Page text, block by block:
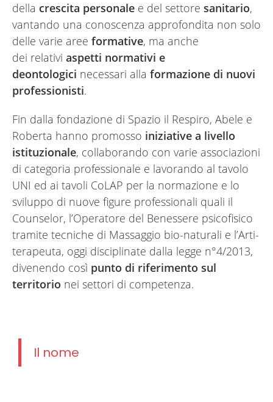
della crescita personale e del settore sanitario,
vantando una conoscenza approfondita non solo
delle varie aree formative, ma anche
dei relativi aspetti normativi e
deontologici necessari alla formazione di nuovi
professionisti.
Fin dalla fondazione di Spazio il Respiro, Abele e
Roberta hanno promosso iniziative a livello
istituzionale, collaborando con varie associazioni
di categoria professionale e lavorando al tavolo
UNI ed ai tavoli CoLAP per la normazione e lo
sviluppo di nuove figure professionali quali il
Counselor, l’Operatore del Benessere psicofisico
tramite tecniche di Massaggio bio-naturali e l’Arti-
terapeuta, oggi disciplinate dalla legge n°4/2013,
divenendo così punto di riferimento sul
territorio nei settori di competenza.
Il nome